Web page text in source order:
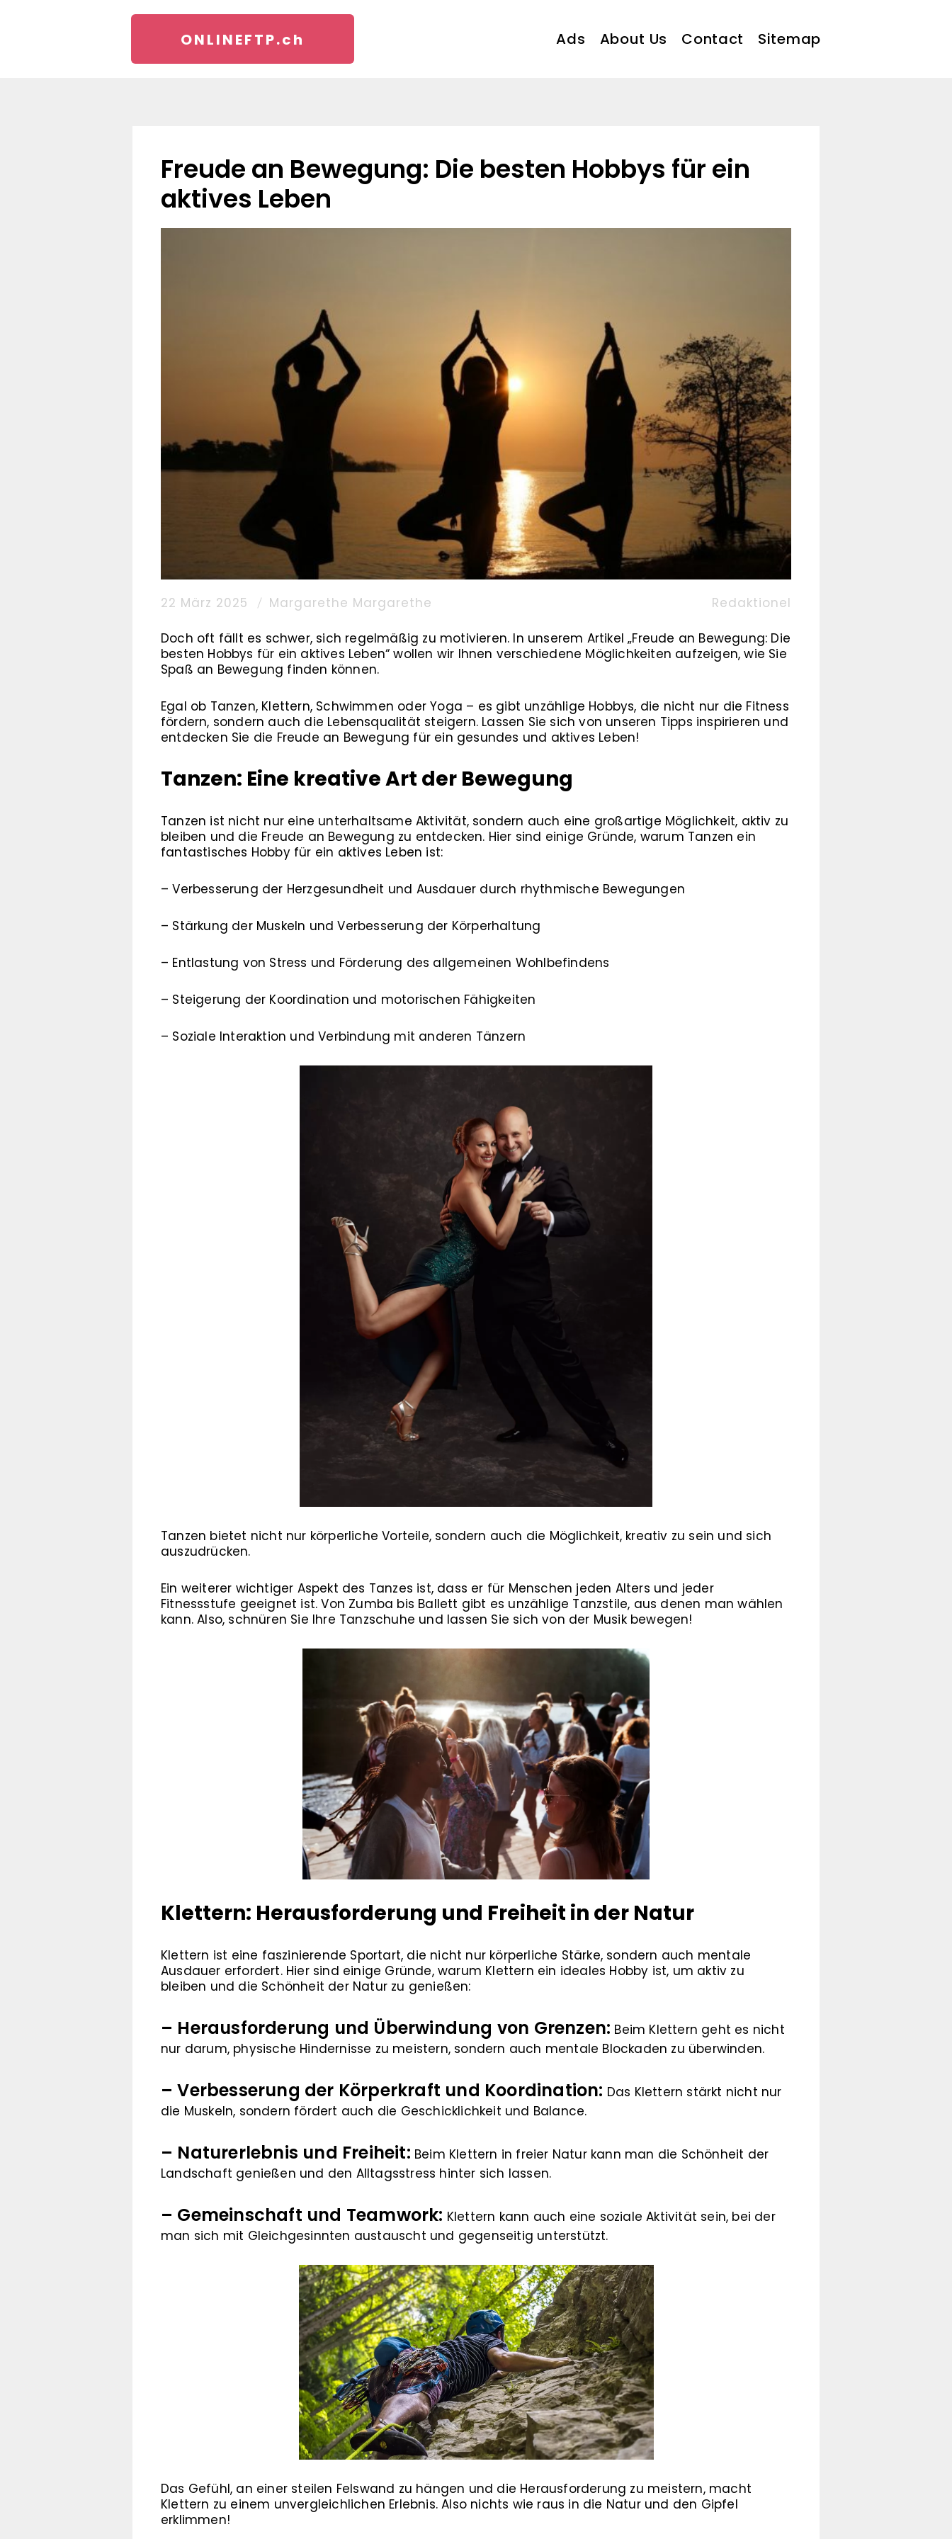
ONLINEFTP.ch Ads About Us Contact Sitemap
Freude an Bewegung: Die besten Hobbys für ein
aktives Leben
22 März 2025 Margarethe Margarethe Redaktionel
Doch oft fällt es schwer, sich regelmäßig zu motivieren. In unserem Artikel „Freude an Bewegung: Die
besten Hobbys für ein aktives Leben“ wollen wir Ihnen verschiedene Möglichkeiten aufzeigen, wie Sie
Spaß an Bewegung finden können.
Egal ob Tanzen, Klettern, Schwimmen oder Yoga – es gibt unzählige Hobbys, die nicht nur die Fitness
fördern, sondern auch die Lebensqualität steigern. Lassen Sie sich von unseren Tipps inspirieren und
entdecken Sie die Freude an Bewegung für ein gesundes und aktives Leben!
Tanzen: Eine kreative Art der Bewegung
Tanzen ist nicht nur eine unterhaltsame Aktivität, sondern auch eine großartige Möglichkeit, aktiv zu
bleiben und die Freude an Bewegung zu entdecken. Hier sind einige Gründe, warum Tanzen ein
fantastisches Hobby für ein aktives Leben ist:
– Verbesserung der Herzgesundheit und Ausdauer durch rhythmische Bewegungen
– Stärkung der Muskeln und Verbesserung der Körperhaltung
– Entlastung von Stress und Förderung des allgemeinen Wohlbefindens
– Steigerung der Koordination und motorischen Fähigkeiten
– Soziale Interaktion und Verbindung mit anderen Tänzern
Tanzen bietet nicht nur körperliche Vorteile, sondern auch die Möglichkeit, kreativ zu sein und sich
auszudrücken.
Ein weiterer wichtiger Aspekt des Tanzes ist, dass er für Menschen jeden Alters und jeder
Fitnessstufe geeignet ist. Von Zumba bis Ballett gibt es unzählige Tanzstile, aus denen man wählen
kann. Also, schnüren Sie Ihre Tanzschuhe und lassen Sie sich von der Musik bewegen!
Klettern: Herausforderung und Freiheit in der Natur
Klettern ist eine faszinierende Sportart, die nicht nur körperliche Stärke, sondern auch mentale
Ausdauer erfordert. Hier sind einige Gründe, warum Klettern ein ideales Hobby ist, um aktiv zu
bleiben und die Schönheit der Natur zu genießen:
– Herausforderung und Überwindung von Grenzen: Beim Klettern geht es nicht
nur darum, physische Hindernisse zu meistern, sondern auch mentale Blockaden zu überwinden.
– Verbesserung der Körperkraft und Koordination: Das Klettern stärkt nicht nur
die Muskeln, sondern fördert auch die Geschicklichkeit und Balance.
– Naturerlebnis und Freiheit: Beim Klettern in freier Natur kann man die Schönheit der
Landschaft genießen und den Alltagsstress hinter sich lassen.
– Gemeinschaft und Teamwork: Klettern kann auch eine soziale Aktivität sein, bei der
man sich mit Gleichgesinnten austauscht und gegenseitig unterstützt.
Das Gefühl, an einer steilen Felswand zu hängen und die Herausforderung zu meistern, macht
Klettern zu einem unvergleichlichen Erlebnis. Also nichts wie raus in die Natur und den Gipfel
erklimmen!